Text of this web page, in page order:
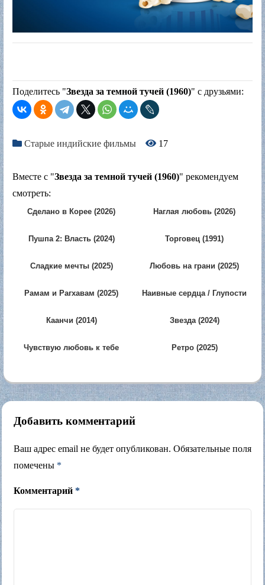
Поделитесь "Звезда за темной тучей (1960)" с друзьями:
Старые индийские фильмы 17
Вместе с "Звезда за темной тучей (1960)" рекомендуем
смотреть:
Сделано в Корее (2026) Наглая любовь (2026)
Пушпа 2: Власть (2024) Торговец (1991)
Сладкие мечты (2025) Любовь на грани (2025)
Рамам и Рагхавам (2025)
Наивные сердца / Глупости
Каанчи (2014) Звезда (2024)
Чувствую любовь к тебе
Ретро (2025)
Добавить комментарий
Ваш адрес email не будет опубликован. Обязательные поля
помечены *
Комментарий *